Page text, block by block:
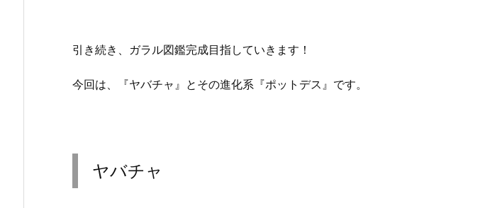
引き続き、ガラル図鑑完成目指していきます！
今回は、『ヤバチャ』とその進化系『ポットデス』です。
ヤバチャ